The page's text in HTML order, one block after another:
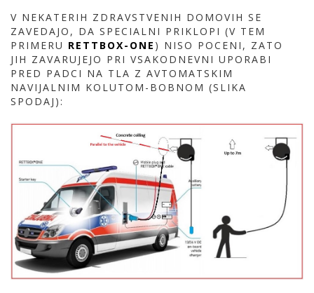
V NEKATERIH ZDRAVSTVENIH DOMOVIH SE
ZAVEDAJO, DA SPECIALNI PRIKLOPI (V TEM
PRIMERU RETTBOX- ONE ) NISO POCENI, ZATO
JIH ZAVARUJEJO PRI VSAKODNEVNI UPORABI
PRED PADCI NA TLA Z AVTOMATSKIM
NAVIJALNIM KOLUTOM-BOBNOM (SLIKA
SPODAJ):